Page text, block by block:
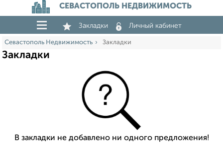
СЕВАСТОПОЛЬ НЕДВИЖИМОСТЬ
Закладки Личный кабинет
Севастополь Недвижимость Закладки
Закладки
В закладки не добавлено ни одного предложения!